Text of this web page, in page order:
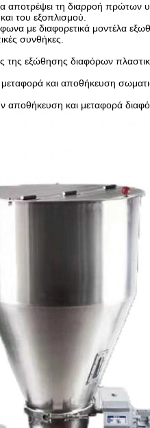
αποτρέψει τη διαρροή πρώτων
του εξοπλισμού.
με διαφορετικά μοντέλα
συνθήκες.
της εξώθησης διαφόρων
μεταφορά και αποθήκευση
αποθήκευση και μεταφορά